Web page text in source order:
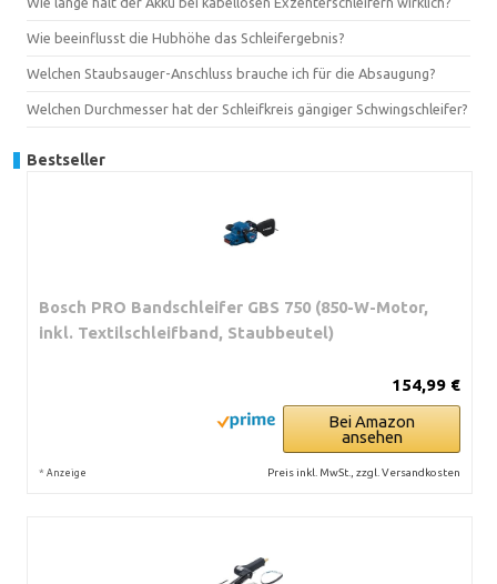
Wie beeinflusst die Hubhöhe das Schleifergebnis?
Welchen Staubsauger-Anschluss brauche ich für die Absaugung?
Welchen Durchmesser hat der Schleifkreis gängiger Schwingschleifer?
Bestseller
Bosch PRO Bandschleifer GBS 750 (850-W-Motor,
inkl. Textilschleifband, Staubbeutel)
154,99 €
Bei Amazon
ansehen
* Anzeige Preis inkl. MwSt., zzgl. Versandkosten